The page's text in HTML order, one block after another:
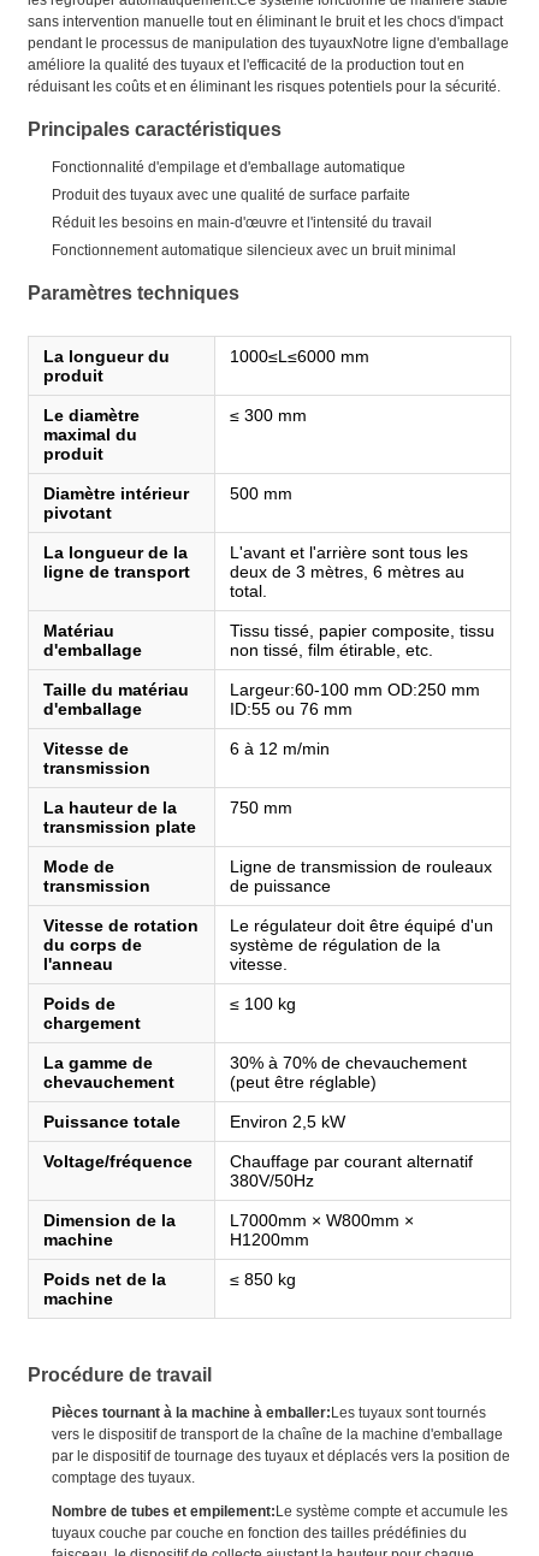
sans intervention manuelle tout en éliminant le bruit et les chocs d'impact
pendant le processus de manipulation des tuyauxNotre ligne d'emballage
améliore la qualité des tuyaux et l'efficacité de la production tout en
réduisant les coûts et en éliminant les risques potentiels pour la sécurité.
Principales caractéristiques
Fonctionnalité d'empilage et d'emballage automatique
Produit des tuyaux avec une qualité de surface parfaite
Réduit les besoins en main-d'œuvre et l'intensité du travail
Fonctionnement automatique silencieux avec un bruit minimal
Paramètres techniques
La longueur du
produit
1000≤L≤6000 mm
Le diamètre
maximal du
produit
≤ 300 mm
Diamètre intérieur
pivotant
500 mm
La longueur de la
ligne de transport
L'avant et l'arrière sont tous les
deux de 3 mètres, 6 mètres au
total.
Matériau
d'emballage
Tissu tissé, papier composite, tissu
non tissé, film étirable, etc.
Taille du matériau
d'emballage
Largeur:60-100 mm OD:250 mm
ID:55 ou 76 mm
Vitesse de
transmission
6 à 12 m/min
La hauteur de la
transmission plate
750 mm
Mode de
transmission
Ligne de transmission de rouleaux
de puissance
Vitesse de rotation
du corps de
l'anneau
Le régulateur doit être équipé d'un
système de régulation de la
vitesse.
Poids de
chargement
≤ 100 kg
La gamme de
chevauchement
30% à 70% de chevauchement
(peut être réglable)
Puissance totale Environ 2,5 kW
Voltage/fréquence
Chauffage par courant alternatif
380V/50Hz
Dimension de la
machine
L7000mm × W800mm ×
H1200mm
Poids net de la
machine
≤ 850 kg
Procédure de travail
Pièces tournant à la machine à emballer:Les tuyaux sont tournés
vers le dispositif de transport de la chaîne de la machine d'emballage
par le dispositif de tournage des tuyaux et déplacés vers la position de
comptage des tuyaux.
Nombre de tubes et empilement:Le système compte et accumule les
tuyaux couche par couche en fonction des tailles prédéfinies du